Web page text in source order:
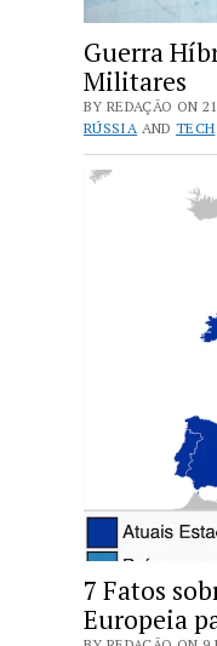
Guerra
Militares
BY REDAÇÃO ON
RÚSSIA AND TECH
7 Fatos
Europeia